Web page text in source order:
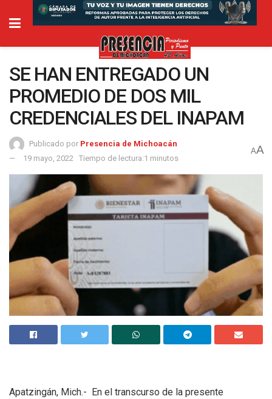
SE HAN ENTREGADO UN
PROMEDIO DE DOS MIL
CREDENCIALES DEL INAPAM
Publicado por Presencia de Michoacán
19 mayo, 2022
Tiempo de lectura:1 minutos
AA
Apatzingán, Mich.- En el transcurso de la presente